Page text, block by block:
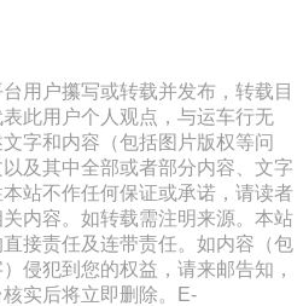
用户攥写或转载并发布，转载目
此用户个人观点，与运车行无
字和内容（包括图片版权等问
及其中全部或者部分内容、文字
站不作任何保证或承诺，请读者
内容。如转载需注明来源。本站
接责任及连带责任。如内容（包
侵犯到您的权益，请来邮告知，
实后将立即删除。E-